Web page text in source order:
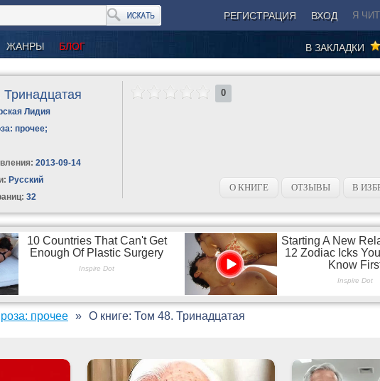
РЕГИСТРАЦИЯ ВХОД Я
ЖАНРЫ БЛОГ В ЗАКЛАДКИ
Лидия
прочее;
2013-09-14
Русский
32
0
О КНИГЕ ОТЗЫВЫ В
прочее О книге: Том 48. Тринадцатая